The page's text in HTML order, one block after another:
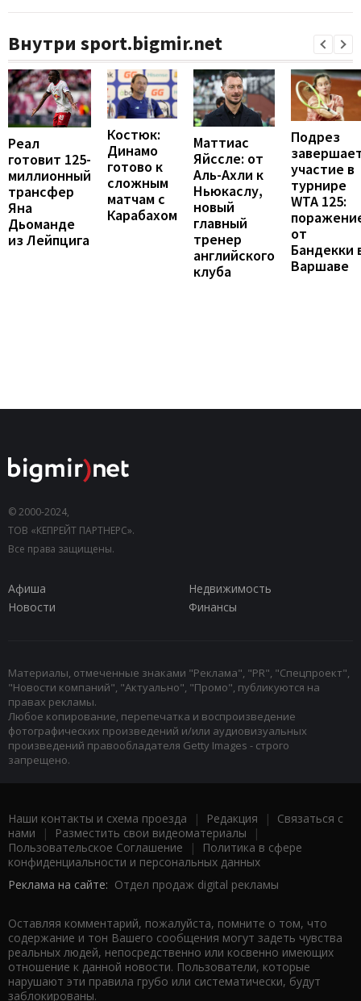
Внутри sport.bigmir.net
Реал
готовит 125-
миллионный
трансфер
Яна
Дьоманде
из Лейпцига
Костюк:
Динамо
готово к
сложным
матчам с
Карабахом
Маттиас
Яйссле: от
Аль-Ахли к
Ньюкаслу,
новый
главный
тренер
английского
клуба
Подрез
участие в
турнире
WTA 125:
от
Бандекки
Варшаве
© 2000-2024,
ТОВ «КЕПРЕЙТ ПАРТНЕРС».
Все права защищены.
Афиша
Недвижимость
Новости
Финансы
Материалы, отмеченные знаками "Реклама", "PR", "Спецпроект",
"Новости компаний", "Актуально", "Промо", публикуются на
правах рекламы.
Любое копирование, перепечатка и воспроизведение
фотографических произведений и/или аудиовизуальных
произведений правообладателя Getty Images - строго
запрещено.
Наши контакты и схема проезда | Редакция | Связаться с
нами | Разместить свои видеоматериалы |
Пользовательское Соглашение |
Политика в сфере
конфиденциальности и персональных данных
Реклама на сайте: Отдел продаж digital рекламы
Оставляя комментарий, пожалуйста, помните о том, что
содержание и тон Вашего сообщения могут задеть чувства
реальных людей, непосредственно или косвенно имеющих
отношение к данной новости. Пользователи, которые
нарушают эти правила грубо или систематически, будут
заблокированы.